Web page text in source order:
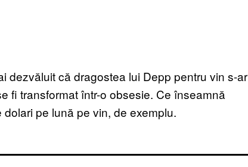
dezvăluit că dragostea lui Depp pentru vin s-ar
fi transformat într-o obsesie. Ce înseamnă
pe lună pe vin, de exemplu.